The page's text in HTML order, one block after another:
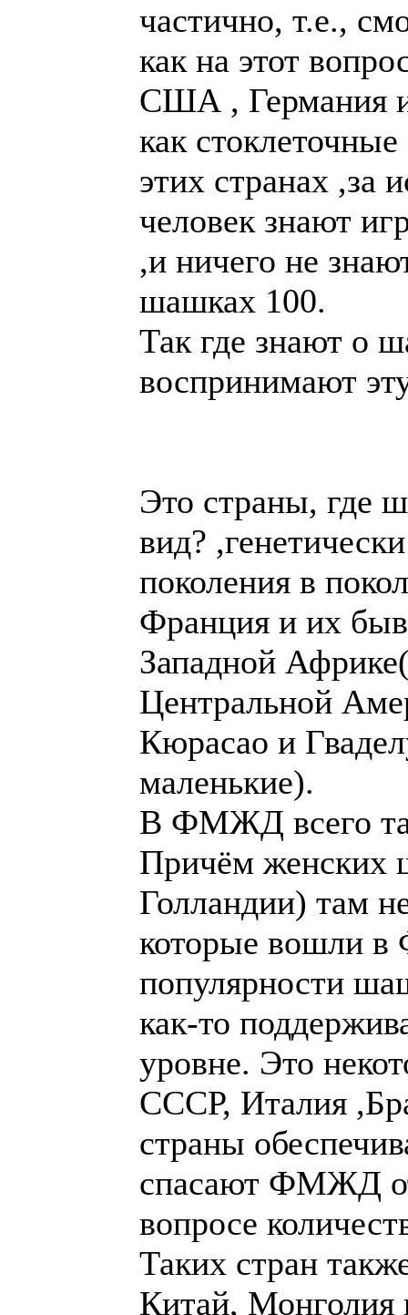
смотря с чем
вопрос
Германия и
стоклеточные
странах ,за
человек знают
ничего не знают
100.
Так где знают о
воспринимают
Это страны, где
,генетически
поколение -
бывшие колонии
бедные) и
Кюрасао и
В ФМЖД всего
Причём женских
там нет. Есть
ФМЖД
стоклетки в них
официальном
страны бывшего
В основном эти
календарь и
фиаско в вопросе
турнирах. Таких
Есть ещё Китай,
которых шашки
вид спорта.
В остальных